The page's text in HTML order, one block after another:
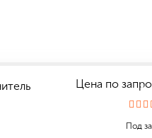
Цена по
Под